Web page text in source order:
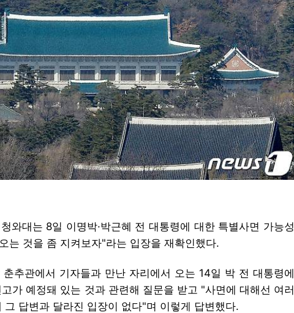
와대는 8일 이명박·박근혜 전 대통령에 대한 특별사면 가능성
는 것을 좀 지켜보자"라는 입장을 재확인했다.
추관에서 기자들과 만난 자리에서 오는 14일 박 전 대통령에
가 예정돼 있는 것과 관련해 질문을 받고 "사면에 대해선 여러
그 답변과 달라진 입장이 없다"며 이렇게 답변했다.